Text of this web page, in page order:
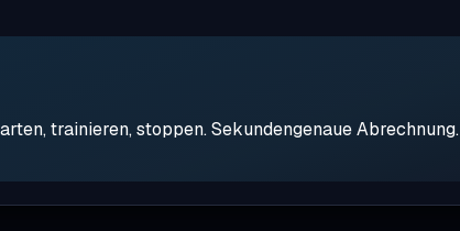
trainieren, stoppen. Sekundengenaue Abrechnung.